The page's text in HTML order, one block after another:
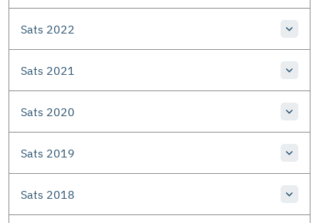
Sats 2022
Sats 2021
Sats 2020
Sats 2019
Sats 2018